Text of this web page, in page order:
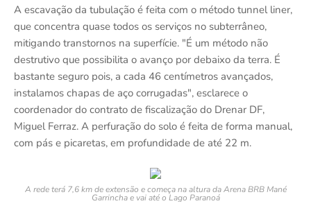
A escavação da tubulação é feita com o método tunnel liner,
que concentra quase todos os serviços no subterrâneo,
mitigando transtornos na superfície. "É um método não
destrutivo que possibilita o avanço por debaixo da terra. É
bastante seguro pois, a cada 46 centímetros avançados,
instalamos chapas de aço corrugadas", esclarece o
coordenador do contrato de fiscalização do Drenar DF,
Miguel Ferraz. ‌A perfuração do solo é feita de forma manual,
com pás e picaretas, em profundidade de até 22 m.
A rede terá 7,6 km de extensão e começa na altura da Arena BRB Mané
Garrincha e vai até o Lago Paranoá